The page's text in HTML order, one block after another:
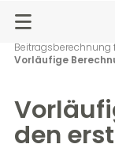
Seiteninhalt
springen
Navigation
springen
Startseite
Beitragsberechnung
Vorläufige
den